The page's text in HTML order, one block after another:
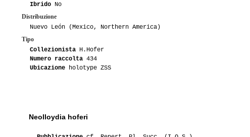
Ibrido No
Distribuzione
Nuevo León (Mexico, Northern America)
Tipo
Collezionista H.Hofer
Numero raccolta 434
Ubicazione holotype ZSS
Neolloydia hoferi